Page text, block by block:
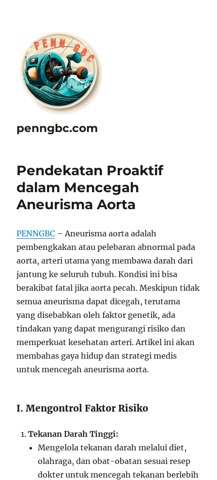
penngbc.com
Pendekatan Proaktif
dalam Mencegah
Aneurisma Aorta
PENNGBC – Aneurisma aorta adalah
pembengkakan atau pelebaran abnormal pada
aorta, arteri utama yang membawa darah dari
jantung ke seluruh tubuh. Kondisi ini bisa
berakibat fatal jika aorta pecah. Meskipun tidak
semua aneurisma dapat dicegah, terutama
yang disebabkan oleh faktor genetik, ada
tindakan yang dapat mengurangi risiko dan
memperkuat kesehatan arteri. Artikel ini akan
membahas gaya hidup dan strategi medis
untuk mencegah aneurisma aorta.
I. Mengontrol Faktor Risiko
Tekanan Darah Tinggi:
Mengelola tekanan darah melalui diet,
olahraga, dan obat-obatan sesuai resep
dokter untuk mencegah tekanan berlebih